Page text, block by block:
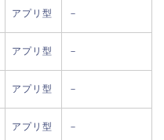
アプリ型 －
アプリ型 －
アプリ型 －
アプリ型 －